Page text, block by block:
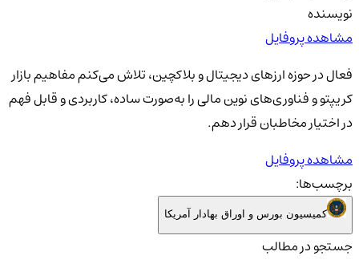
نویسنده
مشاهده پروفایل
فعال در حوزه ارزهای دیجیتال و بلاکچین، تلاش می‌کنم مفاهیم بازار
کریپتو و فناوری‌های نوین مالی را به‌صورت ساده، کاربردی و قابل فهم
در اختیار مخاطبان قرار دهم.
مشاهده پروفایل
برچسب‌ها:
کمیسیون بورس و اوراق بهادار آمریکا
جستجو در مطالب